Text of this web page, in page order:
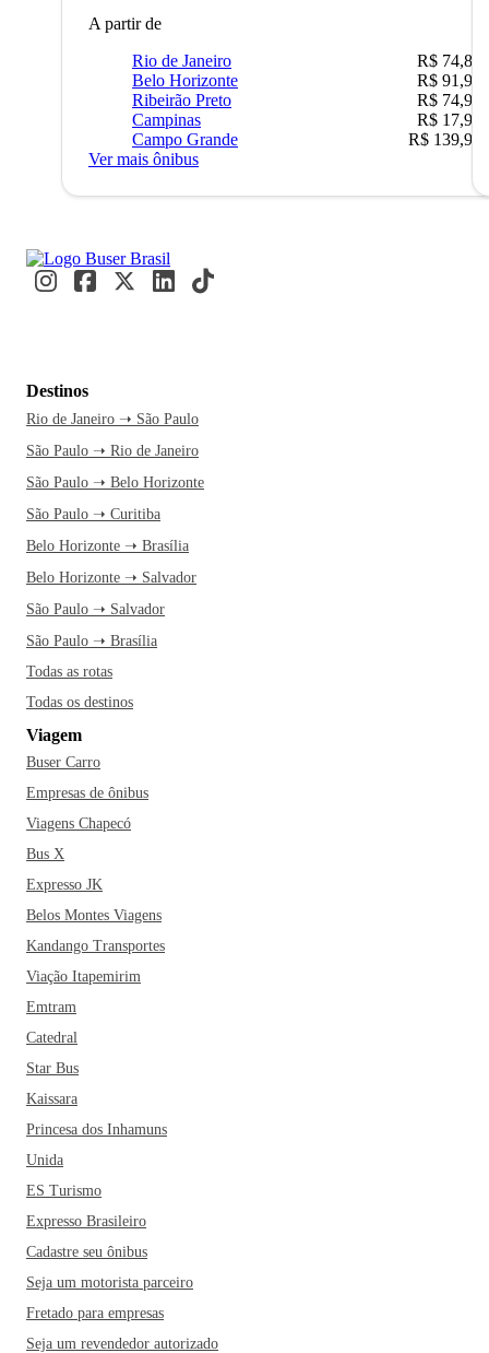
A partir de
Rio de Janeiro
R$ 74,80
Belo Horizonte
R$ 91,90
Ribeirão Preto
R$ 74,90
Campinas
R$ 17,90
Campo Grande
R$ 139,90
Ver mais ônibus
Destinos
Rio de Janeiro ➝ São Paulo
São Paulo ➝ Rio de Janeiro
São Paulo ➝ Belo Horizonte
São Paulo ➝ Curitiba
Belo Horizonte ➝ Brasília
Belo Horizonte ➝ Salvador
São Paulo ➝ Salvador
São Paulo ➝ Brasília
Todas as rotas
Todas os destinos
Viagem
Buser Carro
Empresas de ônibus
Viagens Chapecó
Bus X
Expresso JK
Belos Montes Viagens
Kandango Transportes
Viação Itapemirim
Emtram
Catedral
Star Bus
Kaissara
Princesa dos Inhamuns
Unida
ES Turismo
Expresso Brasileiro
Cadastre seu ônibus
Seja um motorista parceiro
Fretado para empresas
Seja um revendedor autorizado